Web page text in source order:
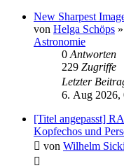
New Sharpest
von Helga Schöps »
Astronomie
0 Antworten
229 Zugriffe
Letzter
6. Aug 2026,
[Titel angepasst]
Kopfechos und
von Wilhelm